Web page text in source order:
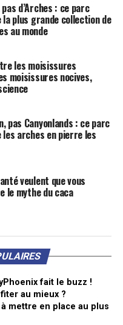
d’Arches : ce parc
la plus grande collection de
au monde
les moisissures
moisissures nocives,
pas Canyonlands : ce parc
les arches en pierre les
veulent que vous
le mythe du caca
fait le buzz !
au mieux ?
mettre en place au plus